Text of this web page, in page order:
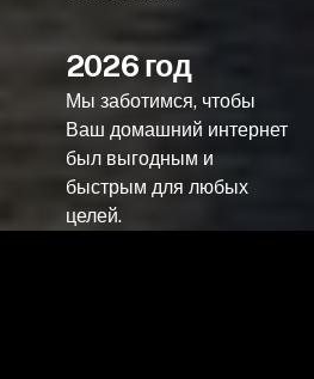
2026 год
Мы заботимся, чтобы
Ваш домашний интернет
был выгодным и
быстрым для любых
целей.